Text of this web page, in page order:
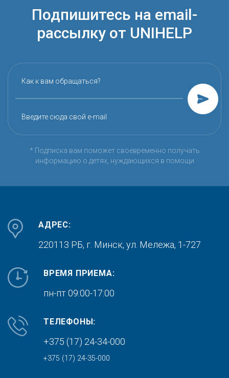
Подпишитесь на email-
рассылку от UNIHELP
Как к вам обращаться?
Введите сюда свой e-mail
* Подписка вам поможет своевременно получать
информацию о детях, нуждающихся в помощи
АДРЕС:
220113 РБ, г. Минск, ул. Мележа, 1-727
ВРЕМЯ ПРИЕМА:
пн-пт 09:00-17:00
ТЕЛЕФОНЫ:
+375 (17) 24-34-000
+375 (17) 24-35-000